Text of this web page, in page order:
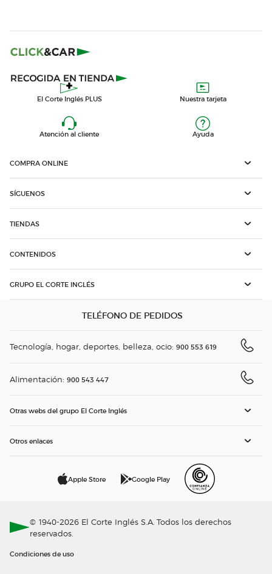
El Corte Inglés PLUS Nuestra tarjeta
Atención al cliente Ayuda
COMPRA ONLINE
SÍGUENOS
TIENDAS
CONTENIDOS
GRUPO EL CORTE INGLÉS
TELÉFONO DE PEDIDOS
Tecnología, hogar, deportes, belleza, ocio: 900 553 619
Alimentación: 900 543 447
Otras webs del grupo El Corte Inglés
Otros enlaces
Apple Store Google Play
© 1940-2026 El Corte Inglés S.A. Todos los derechos
reservados.
Condiciones de uso